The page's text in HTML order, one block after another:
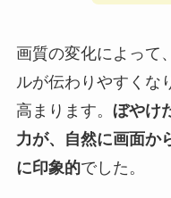
画質の変化によって
ルが伝わりやすくな
高まります。 ぼやけ
力が、自然に画面か
に印象的でした。